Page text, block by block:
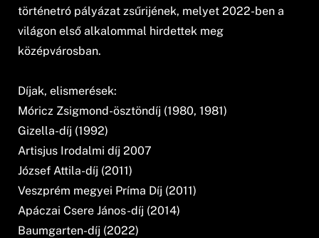
történetró pályázat zsűrijének, melyet 2022-ben a
világon első alkalommal hirdettek meg
középvárosban.
Díjak, elismerések:
Móricz Zsigmond-ösztöndíj (1980, 1981)
Gizella-díj (1992)
Artisjus Irodalmi díj 2007
József Attila-díj (2011)
Veszprém megyei Príma Díj (2011)
Apáczai Csere János-díj (2014)
Baumgarten-díj (2022)